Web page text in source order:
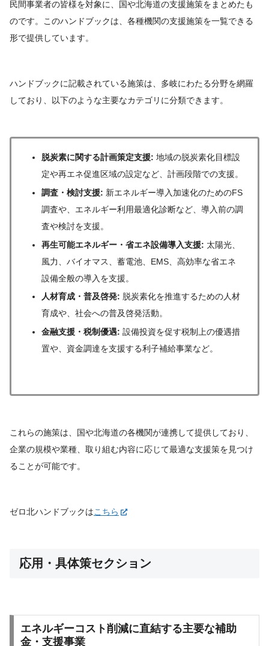
民間事業者の皆様を対象に、国や北海道の支援施策をまとめたも
のです。このハンドブックは、各種機関の支援施策を一覧できる
形で提供しています。
ハンドブックに記載されている施策は、多岐にわたる分野を網羅
しており、以下のような主要なカテゴリに分類できます。
脱炭素に関する計画策定支援: 地域の脱炭素化目標設
定や再エネ促進区域の設定など、計画段階での支援。
調査・検討支援: 新エネルギー導入加速化のためのFS
調査や、エネルギー利用最適化診断など、導入前の調
査や検討を支援。
再生可能エネルギー・省エネ設備導入支援: 太陽光、
風力、バイオマス、蓄電池、EMS、高効率な省エネ
設備全般の導入を支援。
人材育成・普及啓発: 脱炭素化を推進するための人材
育成や、社会への普及啓発活動。
金融支援・税制優遇: 設備投資を促す税制上の優遇措
置や、資金調達を支援する利子補給事業など。
これらの施策は、国や北海道の各機関が連携して提供しており、
企業の規模や業種、取り組む内容に応じて最適な支援策を見つけ
ることが可能です。
ゼロ北ハンドブックはこちら
応用・具体策セクション
エネルギーコスト削減に直結する主要な補助
金・支援事業